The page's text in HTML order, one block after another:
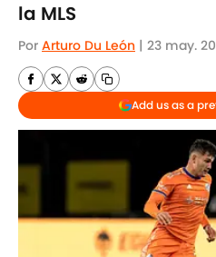
la MLS
Por Arturo Du León | 23 may.
Add us as a